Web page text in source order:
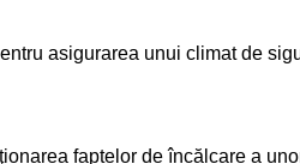
asigurarea unui climat de
faptelor de încălcare a